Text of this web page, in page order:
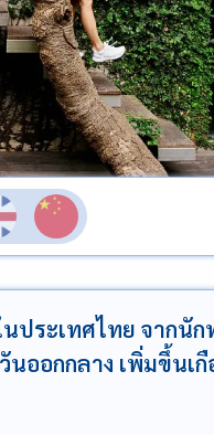
ประเทศไทย จากนั
ออกกลาง เพิ่มขึ้นเ